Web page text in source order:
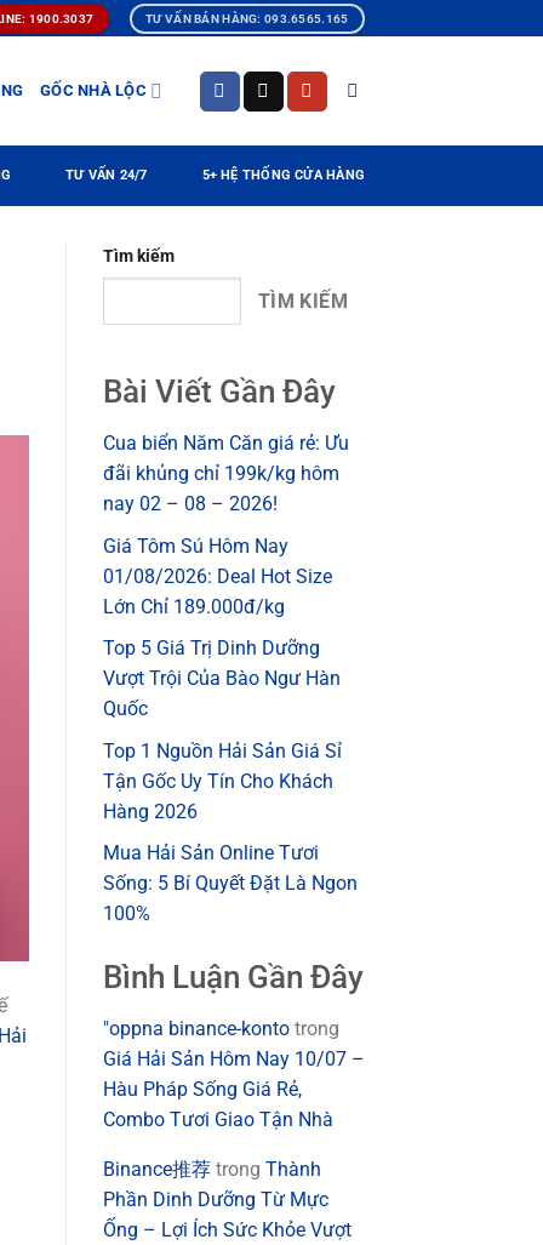
1900.3037 TƯ VẤN BÁN HÀNG: 093.6565.165
GỐC NHÀ LỘC
TƯ VẤN 24/7 5+ HỆ THỐNG CỬA HÀNG
Hải
Tìm kiếm
TÌM KIẾM
Bài Viết Gần Đây
Cua biển Năm Căn giá rẻ: Ưu
đãi khủng chỉ 199k/kg hôm
nay 02 – 08 – 2026!
Giá Tôm Sú Hôm Nay
01/08/2026: Deal Hot Size
Lớn Chỉ 189.000đ/kg
Top 5 Giá Trị Dinh Dưỡng
Vượt Trội Của Bào Ngư Hàn
Quốc
Top 1 Nguồn Hải Sản Giá Sỉ
Tận Gốc Uy Tín Cho Khách
Hàng 2026
Mua Hải Sản Online Tươi
Sống: 5 Bí Quyết Đặt Là Ngon
100%
Bình Luận Gần Đây
"oppna binance-kontotrong
Giá Hải Sản Hôm Nay 10/07 –
Hàu Pháp Sống Giá Rẻ,
Combo Tươi Giao Tận Nhà
Binance推荐trong Thành
Phần Dinh Dưỡng Từ Mực
Ống – Lợi Ích Sức Khỏe Vượt